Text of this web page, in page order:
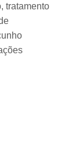
tratamento